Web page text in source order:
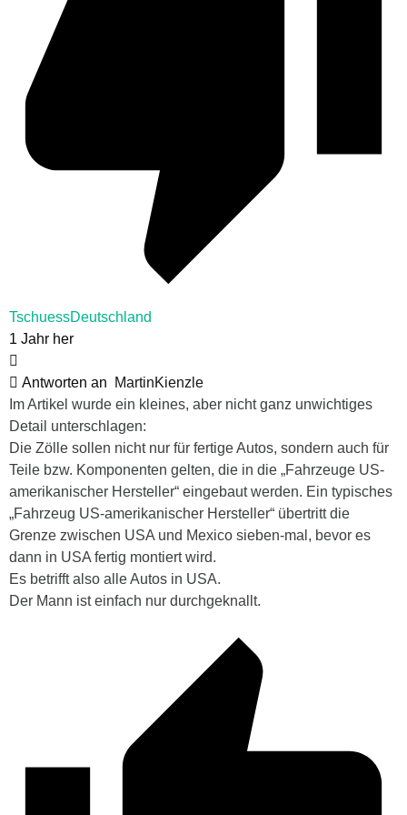
TschuessDeutschland
1 Jahr her
Antworten an
MartinKienzle
Im Artikel wurde ein kleines, aber nicht ganz unwichtiges
Detail unterschlagen:
Die Zölle sollen nicht nur für fertige Autos, sondern auch für
Teile bzw. Komponenten gelten, die in die „Fahrzeuge US-
amerikanischer Hersteller“ eingebaut werden. Ein typisches
„Fahrzeug US-amerikanischer Hersteller“ übertritt die
Grenze zwischen USA und Mexico sieben-mal, bevor es
dann in USA fertig montiert wird.
Es betrifft also alle Autos in USA.
Der Mann ist einfach nur durchgeknallt.